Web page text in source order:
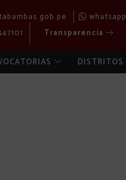
whatsapp
Transparencia
DISTRITOS